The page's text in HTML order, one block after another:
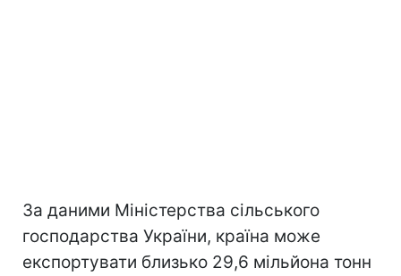
За даними Міністерства сільського
господарства України, країна може
експортувати близько 29,6 мільйона тонн